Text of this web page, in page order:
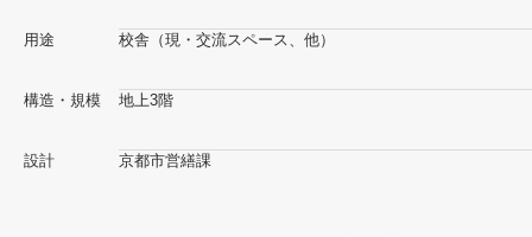
用途 校舎（現・交流スペース、他）
構造・規模 地上3階
設計 京都市営繕課